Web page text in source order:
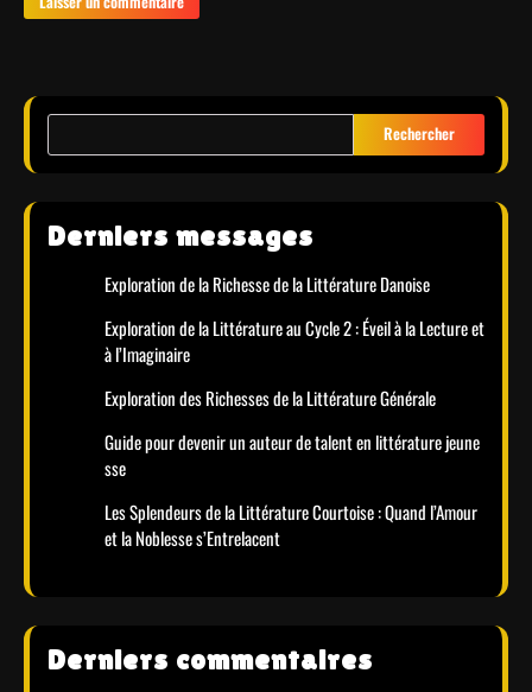
Rechercher
Derniers messages
Exploration de la Richesse de la Littérature Danoise
Exploration de la Littérature au Cycle 2 : Éveil à la Lecture et
à l’Imaginaire
Exploration des Richesses de la Littérature Générale
Guide pour devenir un auteur de talent en littérature jeune
sse
Les Splendeurs de la Littérature Courtoise : Quand l’Amour
et la Noblesse s’Entrelacent
Derniers commentaires